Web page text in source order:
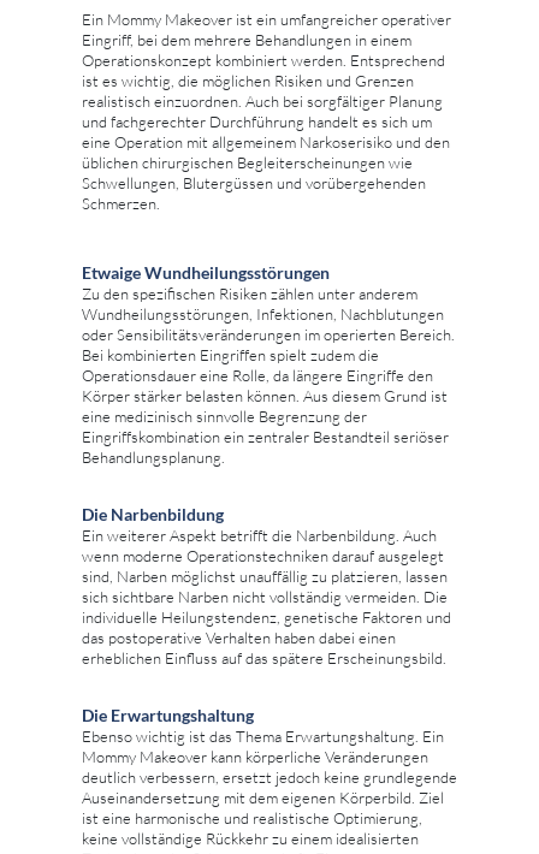
Ein Mommy Makeover ist ein umfangreicher operativer
Eingriff, bei dem mehrere Behandlungen in einem
Operationskonzept kombiniert werden. Entsprechend
ist es wichtig, die möglichen Risiken und Grenzen
realistisch einzuordnen. Auch bei sorgfältiger Planung
und fachgerechter Durchführung handelt es sich um
eine Operation mit allgemeinem Narkoserisiko und den
üblichen chirurgischen Begleiterscheinungen wie
Schwellungen, Blutergüssen und vorübergehenden
Schmerzen.
Etwaige Wundheilungsstörungen
Zu den spezifischen Risiken zählen unter anderem
Wundheilungsstörungen, Infektionen, Nachblutungen
oder Sensibilitätsveränderungen im operierten Bereich.
Bei kombinierten Eingriffen spielt zudem die
Operationsdauer eine Rolle, da längere Eingriffe den
Körper stärker belasten können. Aus diesem Grund ist
eine medizinisch sinnvolle Begrenzung der
Eingriffskombination ein zentraler Bestandteil seriöser
Behandlungsplanung.
Die Narbenbildung
Ein weiterer Aspekt betrifft die Narbenbildung. Auch
wenn moderne Operationstechniken darauf ausgelegt
sind, Narben möglichst unauffällig zu platzieren, lassen
sich sichtbare Narben nicht vollständig vermeiden. Die
individuelle Heilungstendenz, genetische Faktoren und
das postoperative Verhalten haben dabei einen
erheblichen Einfluss auf das spätere Erscheinungsbild.
Die Erwartungshaltung
Ebenso wichtig ist das Thema Erwartungshaltung. Ein
Mommy Makeover kann körperliche Veränderungen
deutlich verbessern, ersetzt jedoch keine grundlegende
Auseinandersetzung mit dem eigenen Körperbild. Ziel
ist eine harmonische und realistische Optimierung,
keine vollständige Rückkehr zu einem idealisierten